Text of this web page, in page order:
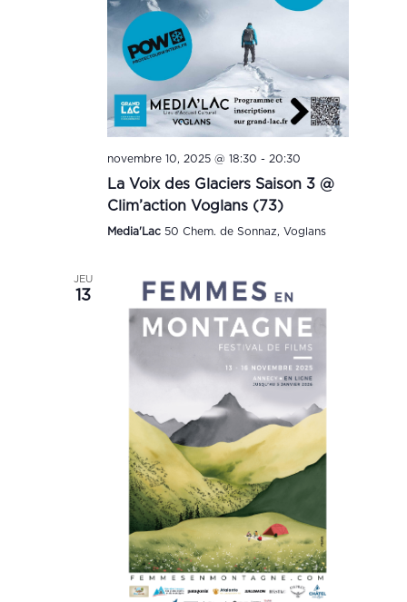
novembre 10, 2025 @ 18:30 - 20:30
La Voix des Glaciers Saison 3 @
Clim’action Voglans (73)
Media'Lac50 Chem. de Sonnaz, Voglans
JEU
13